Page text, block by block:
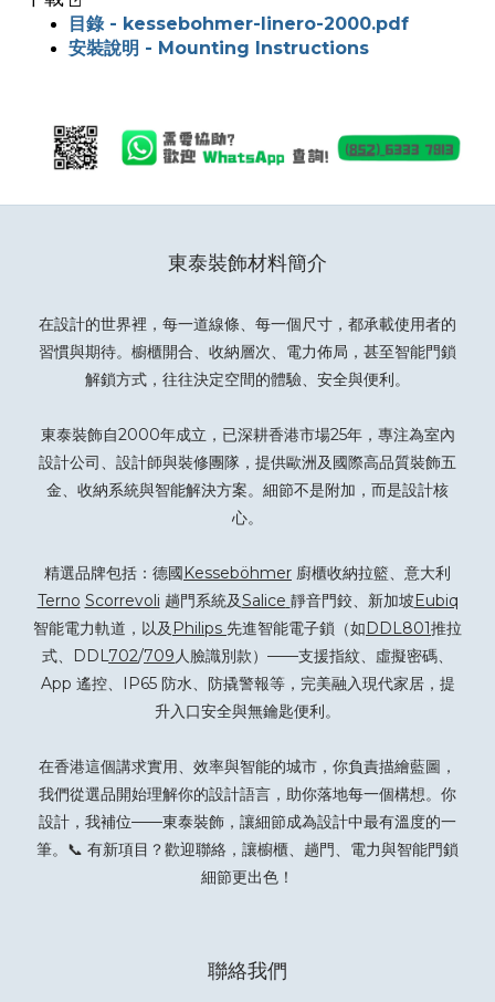
目錄 - kessebohmer-linero-2000.pdf
安裝說明 - Mounting Instructions
東泰裝飾材料簡介
在設計的世界裡，每一道線條、每一個尺寸，都承載使用者的
習慣與期待。櫥櫃開合、收納層次、電力佈局，甚至智能門鎖
解鎖方式，往往決定空間的體驗、安全與便利。
東泰裝飾自2000年成立，已深耕香港市場25年，專注為室內
設計公司、設計師與裝修團隊，提供歐洲及國際高品質裝飾五
金、收納系統與智能解決方案。細節不是附加，而是設計核
心。
精選品牌包括：德國Kesseböhmer 廚櫃收納拉籃、意大利
Terno Scorrevoli 趟門系統及Salice 靜音門鉸、新加坡Eubiq
智能電力軌道，以及 Philips 先進智能電子鎖（如DDL801推拉
式、DDL702/709人臉識別款）——支援指紋、虛擬密碼、
App 遙控、IP65 防水、防撬警報等，完美融入現代家居，提
升入口安全與無鑰匙便利。
在香港這個講求實用、效率與智能的城市，你負責描繪藍圖，
我們從選品開始理解你的設計語言，助你落地每一個構想。你
設計，我補位——東泰裝飾，讓細節成為設計中最有溫度的一
筆。📞 有新項目？歡迎聯絡 ，讓櫥櫃、趟門、電力與智能門鎖
細節更出色！
聯絡我們